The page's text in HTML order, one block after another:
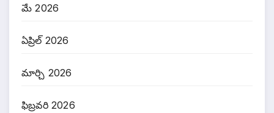
మే 2026
ఏప్రిల్ 2026
మార్చి 2026
ఫిబ్రవరి 2026